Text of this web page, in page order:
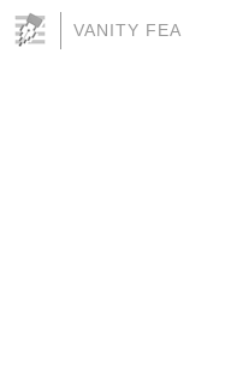
VANITY FEA